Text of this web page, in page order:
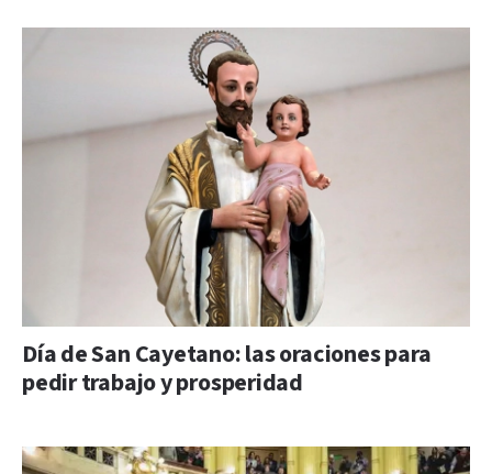
Día de San Cayetano: las oraciones para
pedir trabajo y prosperidad